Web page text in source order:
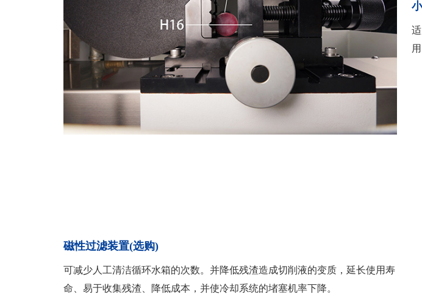
磁性过滤装置(选购)
可减少人工清洁循环水箱的次数。并降低残渣造成切削液的变质，延长使用寿
命、易于收集残渣、降低成本，并使冷却系统的堵塞机率下降。